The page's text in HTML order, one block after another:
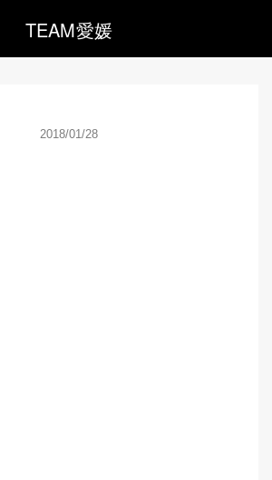
TEAM愛媛
2018/01/28